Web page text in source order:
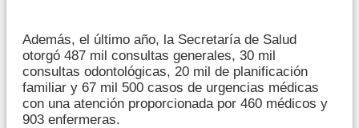
Además, el último año, la Secretaría de Salud
otorgó 487 mil consultas generales, 30 mil
consultas odontológicas, 20 mil de planificación
familiar y 67 mil 500 casos de urgencias médicas
con una atención proporcionada por 460 médicos y
903 enfermeras.